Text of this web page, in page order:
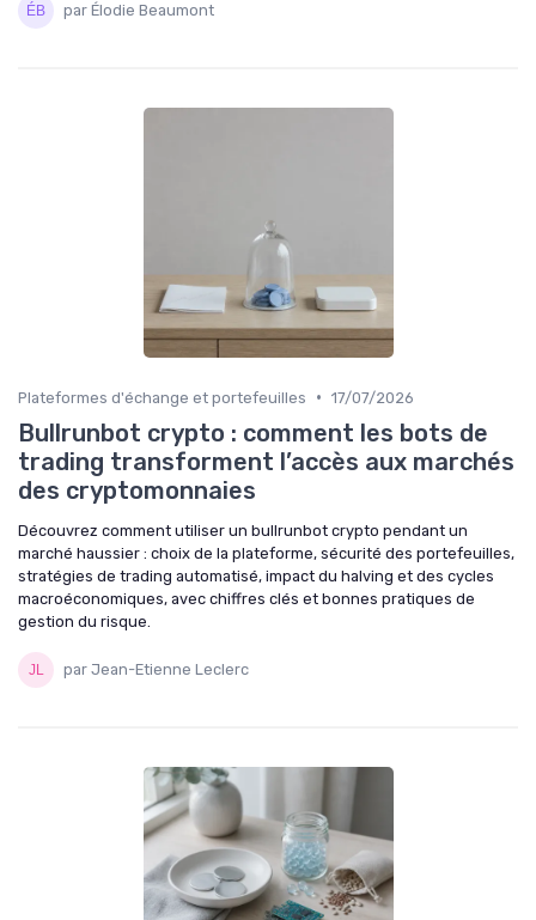
par Élodie Beaumont
Plateformes d'échange et portefeuilles • 17/07/2026
Bullrunbot crypto : comment les bots de
trading transforment l’accès aux marchés
des cryptomonnaies
Découvrez comment utiliser un bullrunbot crypto pendant un
marché haussier : choix de la plateforme, sécurité des portefeuilles,
stratégies de trading automatisé, impact du halving et des cycles
macroéconomiques, avec chiffres clés et bonnes pratiques de
gestion du risque.
par Jean-Etienne Leclerc